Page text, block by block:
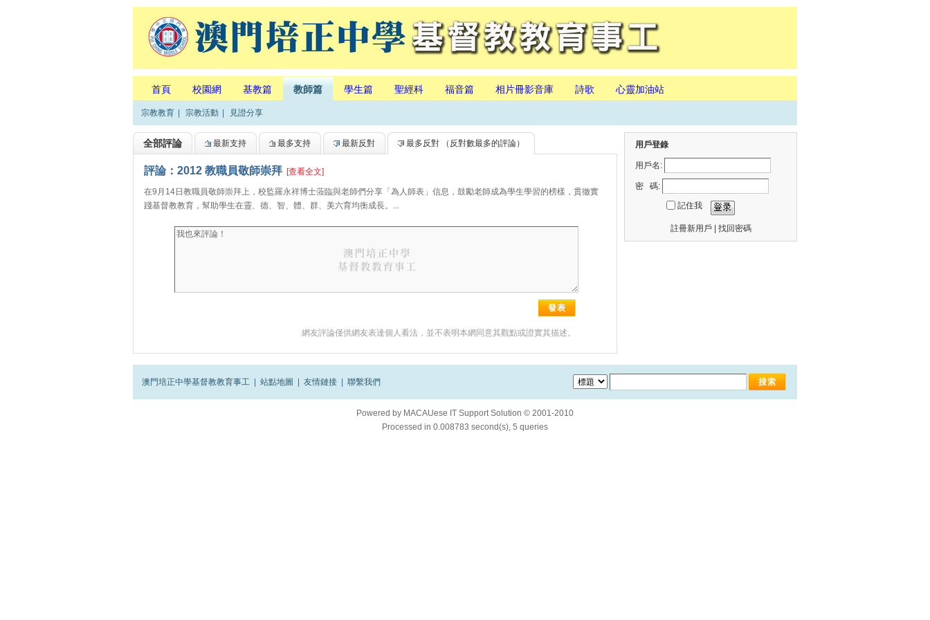
首頁 校園網 基教篇 教師篇 學生篇 聖經科 福音篇 相片冊影音庫 詩歌 心靈加油站
宗教教育 宗教活動 見證分享
全部評論 最新支持 最多支持 最新反對 最多反對 （反對數最多的評論）
評論：2012 教職員敬師崇拜 [查看全文]
在9月14日教職員敬師崇拜上，校監羅永祥博士蒞臨與老師們分享「為人師表」信息，鼓勵老師成為學生學習的榜樣，貫徹實
踐基督教教育，幫助學生在靈、德、智、體、群、美六育均衡成長。...
網友評論僅供網友表達個人看法，並不表明本網同意其觀點或證實其描述。
用戶登錄
用戶名:
密 碼:
記住我
註冊新用戶 找回密碼
澳門培正中學基督教教育事工 站點地圖 友情鏈接 聯繫我們
Powered by MACAUese IT Support Solution © 2001-2010
Processed in 0.008783 second(s), 5 queries